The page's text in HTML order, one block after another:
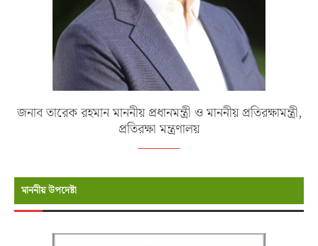
জনাব তারেক রহমান মাননীয় প্রধানমন্ত্রী ও মাননীয় প্রতিরক্ষামন্ত্রী,
প্রতিরক্ষা মন্ত্রণালয়
মাননীয় উপদেষ্টা